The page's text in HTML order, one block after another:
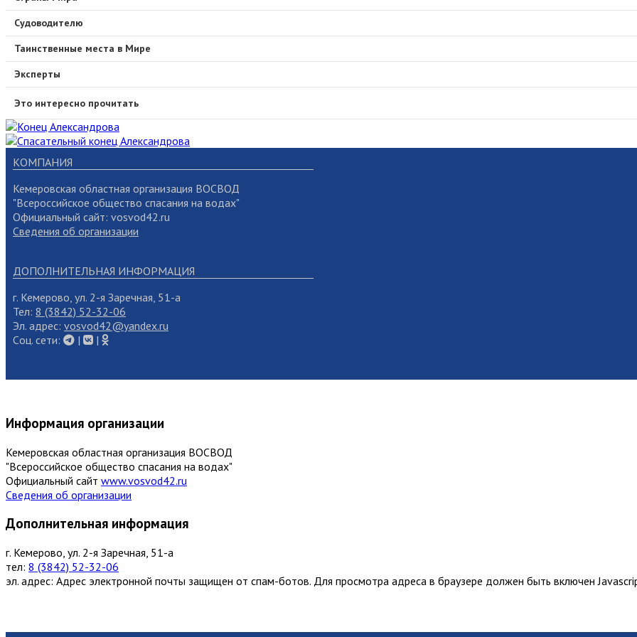
Судоводителю
Таинственные места в Мире
Эксперты
Это интересно прочитать
КОМПАНИЯ
Кемеровская областная организация ВОСВОД
"Всероссийское общество спасания на водах"
Официальный сайт: vosvod42.ru
Сведения об организации
ДОПОЛНИТЕЛЬНАЯ ИНФОРМАЦИЯ
г. Кемерово, ул. 2-я Заречная, 51-а
Тел: 8 (3842) 52-32-06
Эл. адрес: vosvod42@yandex.ru
Cоц. сети:
| |
Информация организации
Кемеровская областная организация ВОСВОД
"Всероссийское общество спасания на водах"
Официальный сайт www.vosvod42.ru
Сведения об организации
Дополнительная информация
г. Кемерово, ул. 2-я Заречная, 51-а
тел: 8 (3842) 52-32-06
эл. адрес: Адрес электронной почты защищен от спам-ботов. Для просмотра адреса в браузере должен быть включен